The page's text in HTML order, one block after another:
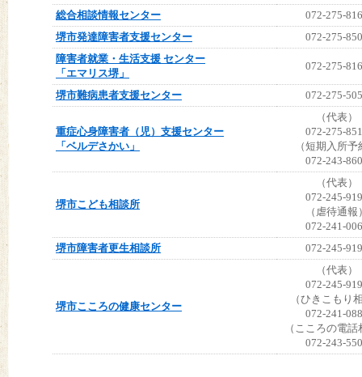
総合相談情報センター
072-275-
堺市発達障害者支援センター
072-275-
障害者就業・生活支援 センター
「エマリス堺」
072-275-
堺市難病患者支援センター 072-275-
重症心身障害者（児）支援センター
「ベルデさかい」
（代表）
072-275-
（短期入所予
072-243-
堺市こども相談所
（代表）
072-245-
（虐待通報
072-241-
堺市障害者更生相談所
072-245-
堺市こころの健康センター
（代表）
072-245-
（ひきこもり
072-241-
（こころの電
072-243-